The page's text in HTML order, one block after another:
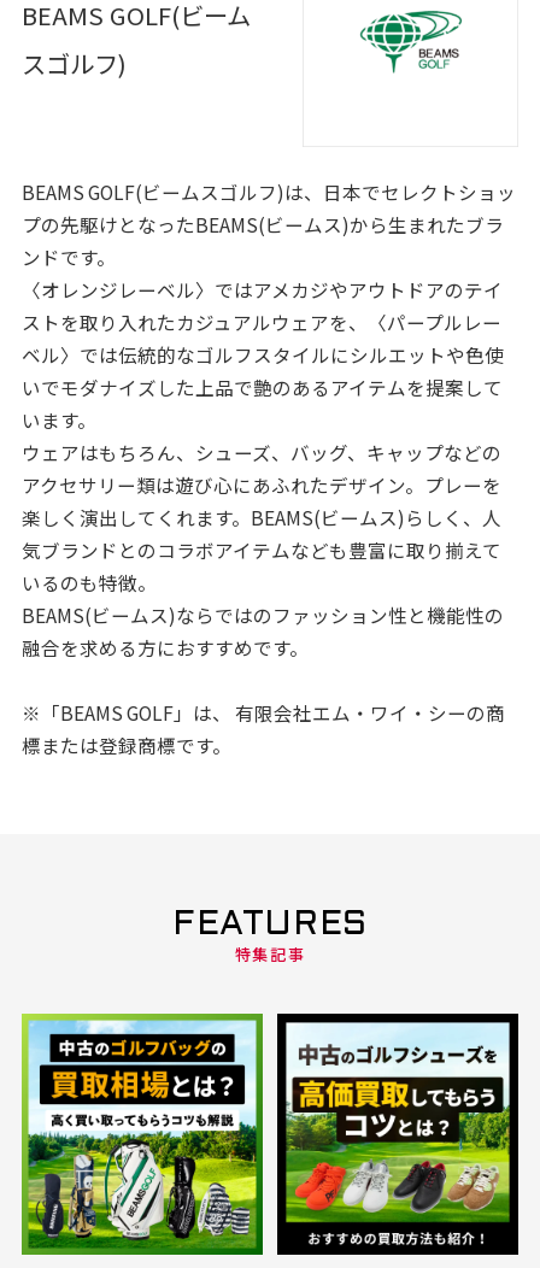
BEAMS GOLF(ビーム
スゴルフ)
BEAMS GOLF(ビームスゴルフ)は、日本でセレクトショッ
プの先駆けとなったBEAMS(ビームス)から生まれたブラ
ンドです。
〈オレンジレーベル〉ではアメカジやアウトドアのテイ
ストを取り入れたカジュアルウェアを、〈パープルレー
ベル〉では伝統的なゴルフスタイルにシルエットや色使
いでモダナイズした上品で艶のあるアイテムを提案して
います。
ウェアはもちろん、シューズ、バッグ、キャップなどの
アクセサリー類は遊び心にあふれたデザイン。プレーを
楽しく演出してくれます。BEAMS(ビームス)らしく、人
気ブランドとのコラボアイテムなども豊富に取り揃えて
いるのも特徴。
BEAMS(ビームス)ならではのファッション性と機能性の
融合を求める方におすすめです。
※「BEAMS GOLF」は、 有限会社エム・ワイ・シーの商
標または登録商標です。
FEATURES
特集記事